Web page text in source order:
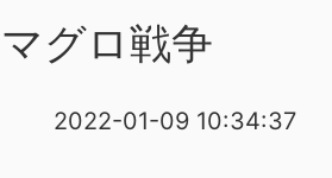
グロ戦争
2022-01-09 10:34:37